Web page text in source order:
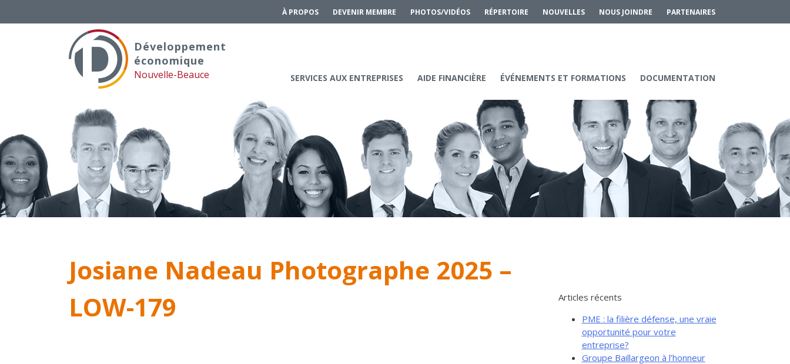
À PROPOS DEVENIR MEMBRE PHOTOS/VIDÉOS RÉPERTOIRE NOUVELLES NOUS JOINDRE PARTENAIRES
Développement
économique
Nouvelle-Beauce SERVICES AUX ENTREPRISES AIDE FINANCIÈRE ÉVÉNEMENTS ET FORMATIONS DOCUMENTATION
Josiane Nadeau Photographe 2025 –
LOW-179
Articles récents
PME : la filière défense, une vraie
opportunité pour votre
entreprise?
Groupe Baillargeon à l’honneur